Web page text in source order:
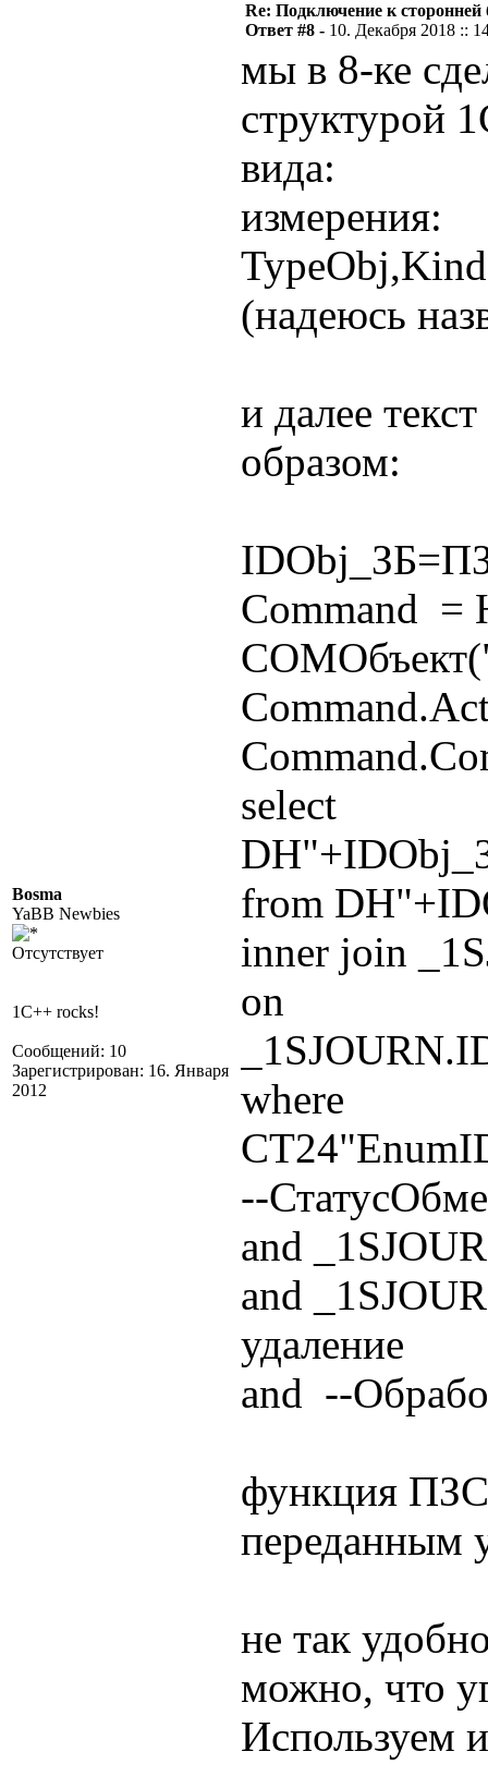
Bosma
YaBB Newbies
Отсутствует
1C++ rocks!
Сообщений: 10
Зарегистрирован: 16. Января
2012
Re: Подключение к сторонней
Ответ #8 - 10. Декабря 2018 ::
мы в 8-ке
структурой
вида:
измерения:
(надеюсь
и далее
образом:
Command =
select
from
inner join
on
where
--
and
and
удаление
and --
функция
переданным
не так
можно, что
Используем